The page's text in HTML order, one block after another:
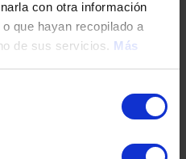
con otra información
que hayan recopilado a
de sus servicios. Más